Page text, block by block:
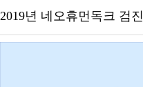
2019년 네오휴먼독크 검진